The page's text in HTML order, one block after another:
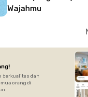
Wajahmu
berkualitas dan
orang di